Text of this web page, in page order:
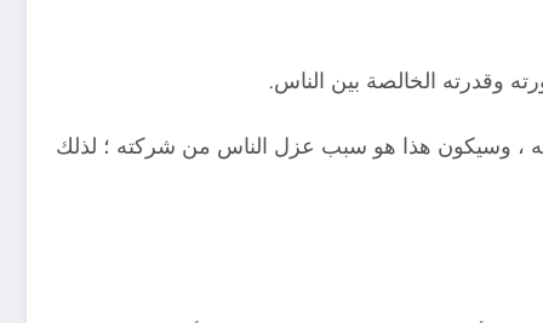
وقدرته الخالصة بين الناس.
به ، وسيكون هذا هو سبب عزل الناس من شركته ؛ لذلك